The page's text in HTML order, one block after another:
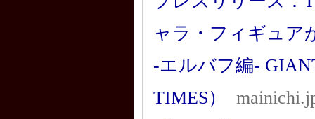
ャラ・フィギュア
-エルバフ編-
TIMES）